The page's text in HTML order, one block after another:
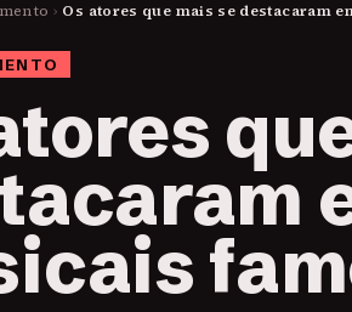
› Os atores que mais se destacaram